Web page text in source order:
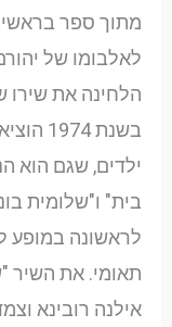
מתוך ספר
הלחינה את שירו
בשנת
ילדים, שגם הוא
בית" ו"שלומית
לראשונה במופע
תאומי. את השיר
אילנה רובינא